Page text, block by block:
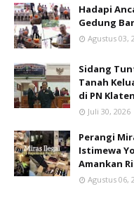
Hadapi
Gedung
Agustus 03,
Sidang
Tanah
di PN Klaten
Juli 30, 2026
Perangi
Istimewa
Amankan
Agustus 06,